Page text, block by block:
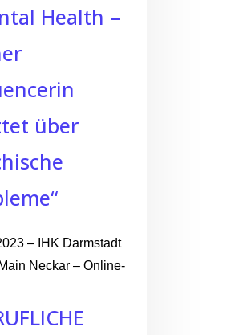
Health –
über
– IHK Darmstadt
Neckar – Online-